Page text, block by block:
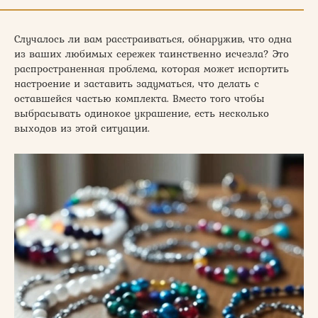
Случалось ли вам расстраиваться, обнаружив, что одна
из ваших любимых сережек таинственно исчезла? Это
распространенная проблема, которая может испортить
настроение и заставить задуматься, что делать с
оставшейся частью комплекта. Вместо того чтобы
выбрасывать одинокое украшение, есть несколько
выходов из этой ситуации.